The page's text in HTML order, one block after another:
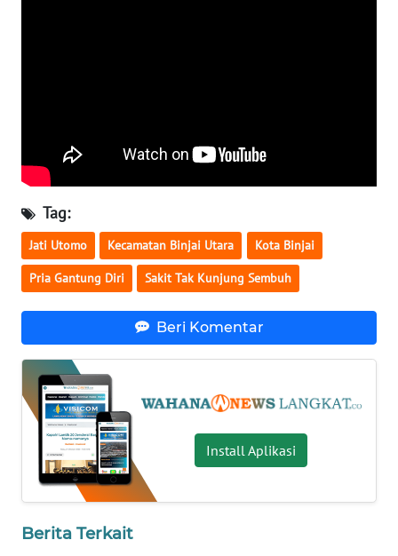
Tag:
Jati Utomo Kecamatan Binjai Utara Kota Binjai
Pria Gantung Diri Sakit Tak Kunjung Sembuh
Beri Komentar
Install Aplikasi
Berita Terkait
WN
JATIM
WN
BALI
KALTENG
WN
KALTARA
WN